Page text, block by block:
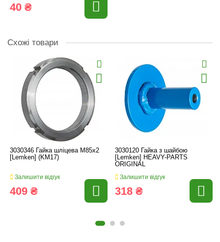
40 ₴
Схожі товари
3030346 Гайка шліцева M85x2
[Lemken] (KM17)
Залишити відгук
409 ₴
3030120 Гайка з шайбою
[Lemken] HEAVY-PARTS
ORIGINAL
Залишити відгук
318 ₴